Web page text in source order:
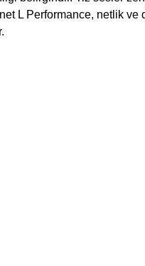
L Performance, netlik ve